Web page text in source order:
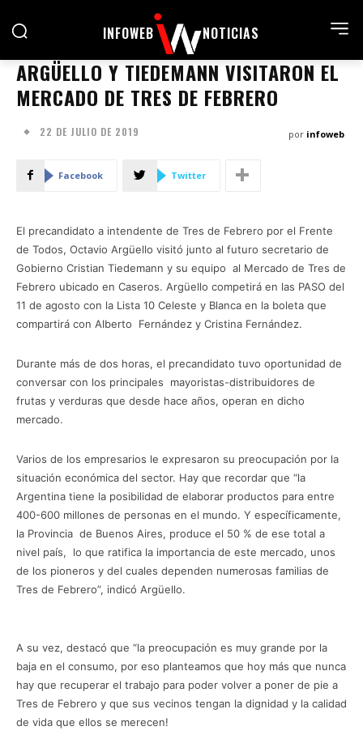
INFOWEB NOTICIAS
ARGÜELLO Y TIEDEMANN VISITARON EL
MERCADO DE TRES DE FEBRERO
22 DE JULIO DE 2019 por infoweb
Facebook Twitter
El precandidato a intendente de Tres de Febrero por el Frente
de Todos, Octavio Argüello visitó junto al futuro secretario de
Gobierno Cristian Tiedemann y su equipo al Mercado de Tres de
Febrero ubicado en Caseros. Argüello competirá en las PASO del
11 de agosto con la Lista 10 Celeste y Blanca en la boleta que
compartirá con Alberto Fernández y Cristina Fernández.
Durante más de dos horas, el precandidato tuvo oportunidad de
conversar con los principales mayoristas-distribuidores de
frutas y verduras que desde hace años, operan en dicho
mercado.
Varios de los empresarios le expresaron su preocupación por la
situación económica del sector. Hay que recordar que “la
Argentina tiene la posibilidad de elaborar productos para entre
400-600 millones de personas en el mundo. Y específicamente,
la Provincia de Buenos Aires, produce el 50 % de ese total a
nivel país, lo que ratifica la importancia de este mercado, unos
de los pioneros y del cuales dependen numerosas familias de
Tres de Febrero”, indicó Argüello.
A su vez, destacó que “la preocupación es muy grande por la
baja en el consumo, por eso planteamos que hoy más que nunca
hay que recuperar el trabajo para poder volver a poner de pie a
Tres de Febrero y que sus vecinos tengan la dignidad y la calidad
de vida que ellos se merecen!